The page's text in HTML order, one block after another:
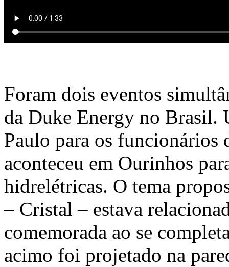
Foram dois eventos
da Duke Energy no Brasil.
Paulo para os funcionários
aconteceu em Ourinhos
hidrelétricas. O tema
– Cristal – estava
comemorada ao se
acimo foi projetado na